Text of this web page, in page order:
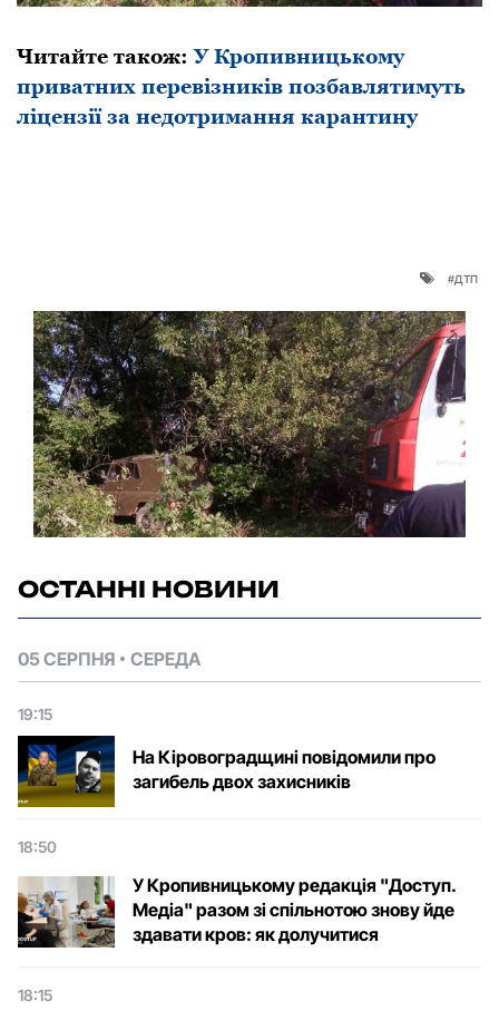
Читайте також:У Кропивницькому
приватних перевізників позбавлятимуть
ліцензії за недотримання карантину
дтп
ОСТАННІ НОВИНИ
05 СЕРПНЯ СЕРЕДА
19:15
На Кіровоградщині повідомили про
загибель двох захисників
18:50
У Кропивницькому редакція "Доступ.
Медіа" разом зі спільнотою знову йде
здавати кров: як долучитися
18:15